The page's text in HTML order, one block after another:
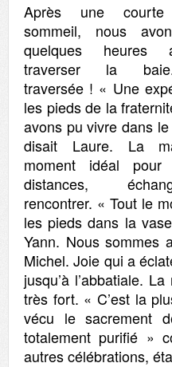
Après une
sommeil, nous
quelques heures
traverser la
traversée ! « Une
les pieds de la
avons pu vivre dans
disait Laure. La
moment idéal
distances,
rencontrer. « Tout le
les pieds dans la
Yann. Nous sommes
Michel. Joie qui a
jusqu’à l’abbatiale.
très fort. « C’est la
vécu le sacrement
totalement purifié »
autres célébrations,